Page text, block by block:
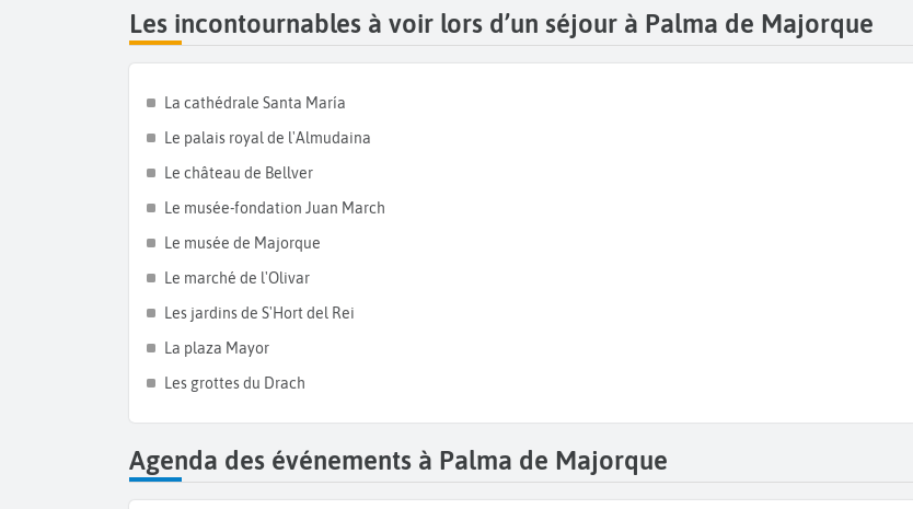
Les incontournables à voir lors d’un séjour à Palma de Majorque
La cathédrale Santa María
Le palais royal de l'Almudaina
Le château de Bellver
Le musée-fondation Juan March
Le musée de Majorque
Le marché de l'Olivar
Les jardins de S'Hort del Rei
La plaza Mayor
Les grottes du Drach
Agenda des événements à Palma de Majorque